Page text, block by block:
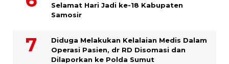
Selamat Hari Jadi ke-18 Kabupaten
Samosir
Diduga Melakukan Kelalaian Medis Dalam
Operasi Pasien, dr RD Disomasi dan
Dilaporkan ke Polda Sumut